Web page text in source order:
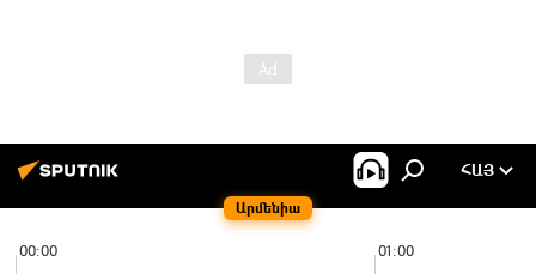
Արմենիա
ՀԱՅ
00:00 01:00